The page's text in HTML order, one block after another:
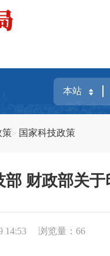
策 国家科技政策
部 财政部关
14:53 浏览量： 66